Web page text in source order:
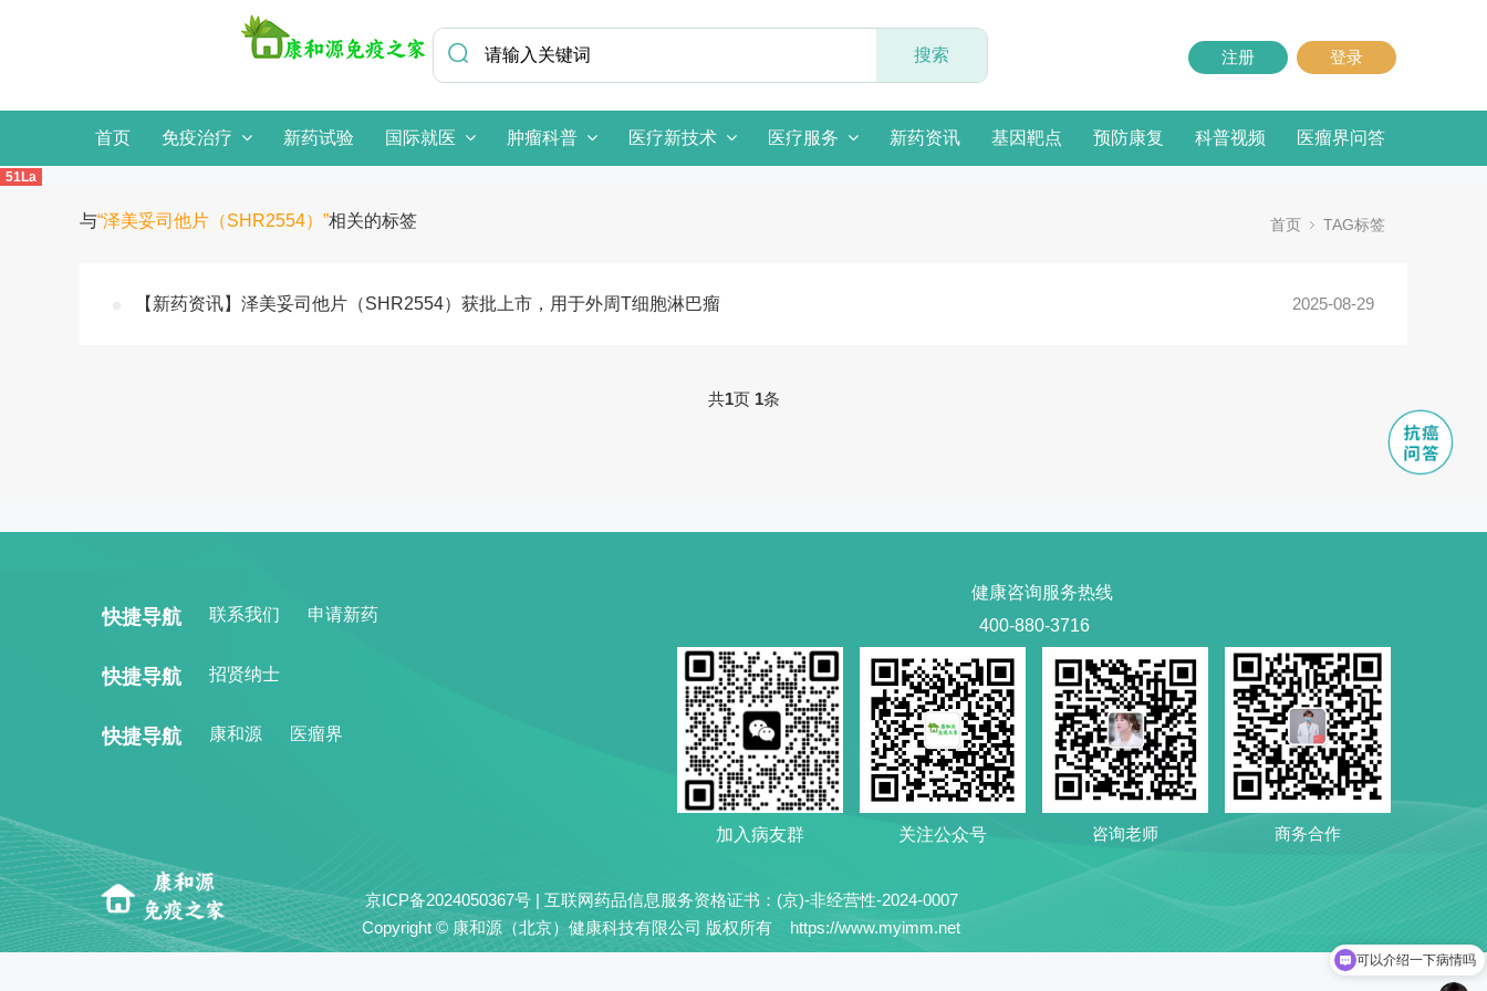
注册 登录
首页 免疫治疗 新药试验 国际就医 肿瘤科普 医疗新技术 医疗服务 新药资讯 基因靶点 预防康复 科普视频 医瘤界问答
51La
与“泽美妥司他片（SHR2554）”相关的标签 首页 TAG标签
【新药资讯】泽美妥司他片（SHR2554）获批上市，用于外周T细胞淋巴瘤 2025-08-29
共1页 1条
快捷导航 联系我们 申请新药
快捷导航 招贤纳士
快捷导航 康和源 医瘤界
健康咨询服务热线
400-880-3716
加入病友群 关注公众号 咨询老师 商务合作
京ICP备2024050367号 | 互联网药品信息服务资格证书：(京)-非经营性-2024-0007
Copyright © 康和源（北京）健康科技有限公司 版权所有 https://www.myimm.net
可以介绍一下病情吗